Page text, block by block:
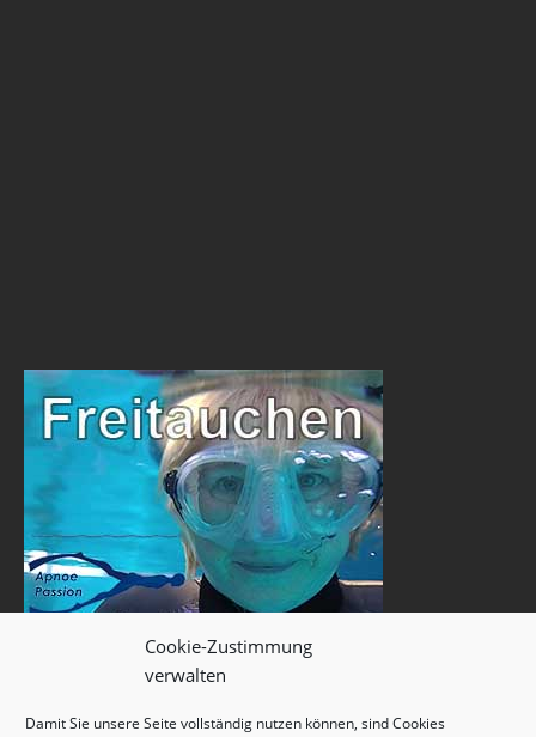
Cookie-Zustimmung
verwalten
Damit Sie unsere Seite vollständig nutzen können, sind Cookies